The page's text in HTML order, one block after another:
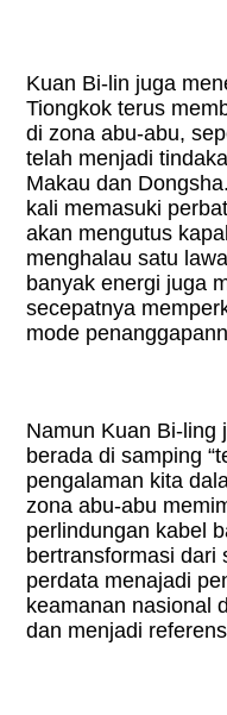
Kuan Bi-lin juga
Tiongkok terus
di zona abu-abu,
telah menjadi
Makau dan
kali memasuki
akan mengutus
menghalau satu
banyak energi juga
secepatnya
mode
Namun Kuan Bi-ling
berada di samping
pengalaman kita
zona abu-abu
perlindungan kabel
bertransformasi dari
perdata menajadi
keamanan nasional
dan menjadi